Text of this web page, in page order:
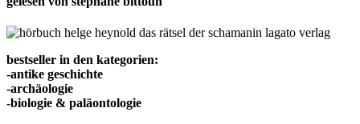
bestseller in den kategorien:
-antike geschichte
-archäologie
-biologie & paläontologie